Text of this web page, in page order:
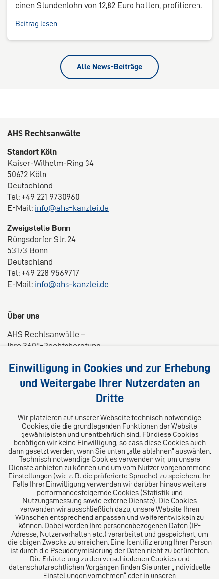
einen Stundenlohn von 12,82 Euro hatten, profitieren.
Beitrag lesen
Alle News-Beiträge
AHS Rechtsanwälte
Standort Köln
Kaiser-Wilhelm-Ring 34
50672 Köln
Deutschland
Tel: +49 221 9730960
E-Mail: info@ahs-kanzlei.de
Zweigstelle Bonn
Rüngsdorfer Str. 24
53173 Bonn
Deutschland
Tel: +49 228 9569717
E-Mail: info@ahs-kanzlei.de
Über uns
AHS Rechtsanwälte –
Ihre 360°-Rechtsberatung
praxisnahe Lösungen für Ihre Rechtsfragen.
Das europäische Kanzlei-Netzwerk
Einwilligung in Cookies und zur Erhebung
und Weitergabe Ihrer Nutzerdaten an
Dritte
Wir platzieren auf unserer Webseite technisch notwendige
Cookies, die die grundlegenden Funktionen der Website
gewährleisten und unentbehrlich sind. Für diese Cookies
benötigen wir keine Einwilligung, so dass diese Cookies auch
dann gesetzt werden, wenn Sie unten „alle ablehnen“ auswählen.
Technisch notwendige Cookies verwenden wir, um unsere
Dienste anbieten zu können und um vom Nutzer vorgenommene
Einstellungen (wie z. B. die präferierte Sprache) zu speichern. Im
Falle Ihrer Einwilligung verwenden wir darüber hinaus weitere
performancesteigernde Cookies (Statistik und
Nutzungsmessung sowie externe Dienste). Die Cookies
verwenden wir ausschließlich dazu, unsere Website Ihren
Wünschen entsprechend anpassen und weiterentwickeln zu
können. Dabei werden Ihre personenbezogenen Daten (IP-
Adresse, Nutzerverhalten etc.) verarbeitet und gespeichert, um
die obigen Zwecke zu erreichen. Eine Identifizierung Ihrer Person
ist durch die Pseudonymisierung der Daten nicht zu befürchten.
Die Erläuterung zu den verschiedenen Cookies und
datenschutzrechtlichen Vorgängen finden Sie unter „individuelle
Einstellungen vornehmen“ oder in unseren